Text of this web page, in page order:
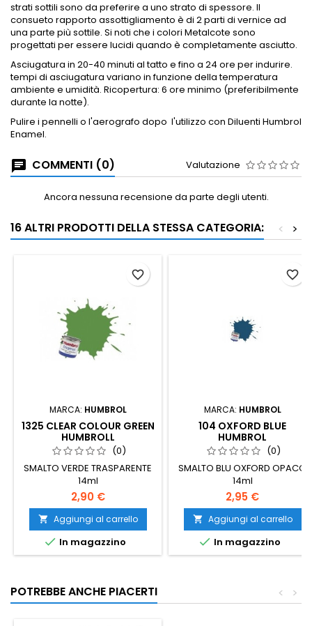
strati sottili sono da preferire a uno strato di spessore. Il
consueto rapporto assottigliamento è di 2 parti di vernice ad
una parte più sottile. Si noti che i colori Metalcote sono
progettati per essere lucidi quando è completamente asciutto.
Asciugatura in 20-40 minuti al tatto e fino a 24 ore per indurire.
tempi di asciugatura variano in funzione della temperatura
ambiente e umidità. Ricopertura: 6 ore minimo (preferibilmente
durante la notte).
Pulire i pennelli o l'aerografo dopo l'utilizzo con Diluenti Humbrol
Enamel.
COMMENTI (0) Valutazione
Ancora nessuna recensione da parte degli utenti.
16 ALTRI PRODOTTI DELLA STESSA CATEGORIA: >
<
MARCA: HUMBROL
1325 CLEAR COLOUR GREEN
HUMBROLL
(0)
SMALTO VERDE TRASPARENTE
14ml
2,90 €
 Aggiungi al carrello
 In magazzino
favorite_border
MARCA: HUMBROL
104 OXFORD BLUE
HUMBROL
(0)
SMALTO BLU OXFORD OPACO
14ml
2,95 €
 Aggiungi al carrello
 In magazzino
favorite_border
POTREBBE ANCHE PIACERTI >
<